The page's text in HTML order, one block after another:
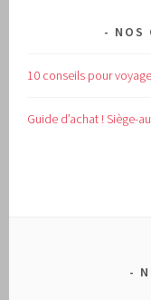
NOS
10 conseils pour
Guide d’achat !Siège-